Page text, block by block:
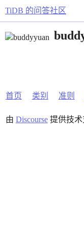
TiDB 的问答社区
首页 类别 准则
由 Discourse提供技术